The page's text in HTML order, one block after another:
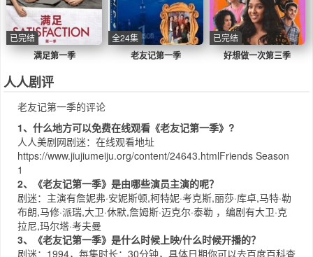
满足第一季
已完结
老友记第一季
全24集
好想做一次第三季
已完结
人人剧评
老友记第一季的评论
1、什么地方可以免费在线观看《老友记第一季》?
人人美剧网剧迷：在线观看地址
https://www.jiujiumeiju.org/content/24643.htmlFriends Season
1
2、《老友记第一季》是由哪些演员主演的呢？
剧迷：主演有詹妮弗·安妮斯顿,柯特妮·考克斯,丽莎·库卓,马特·勒
布朗,马修·派瑞,大卫·休默,詹姆斯·迈克尔·泰勒 ，编剧有大卫·克
拉尼,玛尔塔·考夫曼
3、《老友记第一季》是什么时候上映/什么时候开播的？
剧迷：1994，每集时长：30分钟，具体日期你可以去百度百科查